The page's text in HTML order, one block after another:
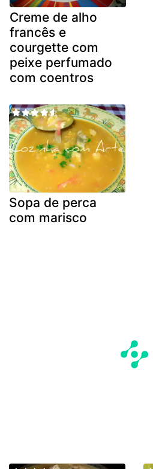
Creme de alho
francês e
courgette com
peixe perfumado
com coentros
Sopa de perca
com marisco